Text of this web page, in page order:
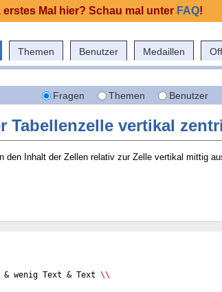
Themen Benutzer Medaillen
Fragen Themen Benutzer
Tabellenzelle vertikal
den Inhalt der Zellen relativ zur Zelle vertikal mittig
wenig Text & Text \\
erstes Mal hier? Schau mal unter FAQ!